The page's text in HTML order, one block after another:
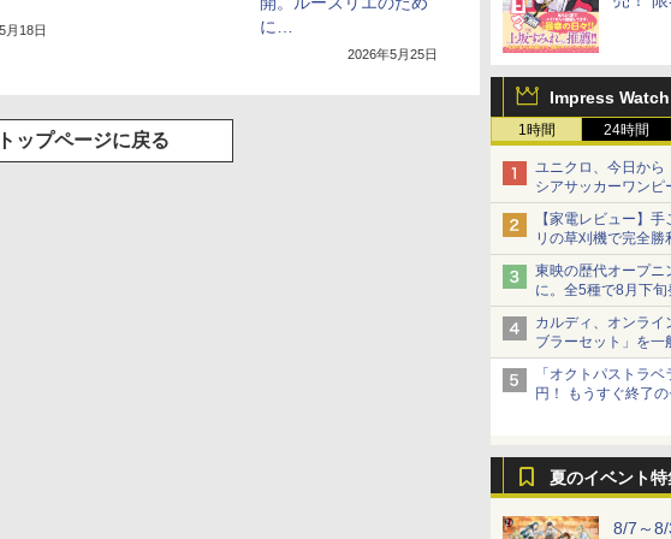
Impress
1時間 24時間
ユニクロ、今日から
シアサッカーワンピ
ショーツは1990円に
【家電レビュー】
リの草刈機で完全
東映の歴代オープニ
に。全5種で8月下旬
カルディ、オンライ
ブラーセット」を一
当選無効分
「オクトパストラ
円！ もうすぐ終了
ニンテンドーeショ
夏のイベント特
8/7～
月18日
に…
2026年5月25日
トップページに戻る